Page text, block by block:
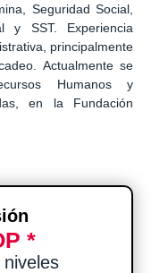
Seguridad Social,
y SST. Experiencia
principalmente
Actualmente se
Humanos y
en la Fundación
*